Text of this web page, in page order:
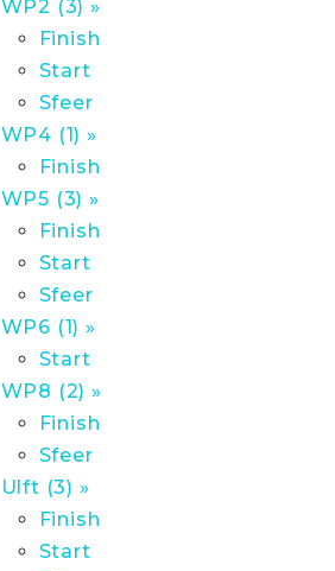
WP2 (3) »
Finish
Start
Sfeer
WP4 (1) »
Finish
WP5 (3) »
Finish
Start
Sfeer
WP6 (1) »
Start
WP8 (2) »
Finish
Sfeer
Ulft (3) »
Finish
Start